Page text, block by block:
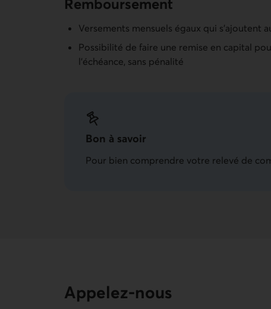
Remboursement
Versements mensuels égaux qui
Possibilité de faire une remise en capital
l'échéance, sans pénalité
Bon à savoir
Pour bien comprendre votre relevé de
Appelez-nous